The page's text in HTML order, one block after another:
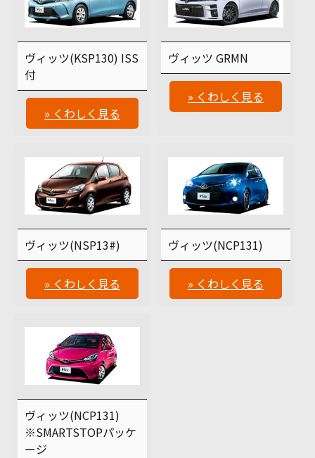
ヴィッツ(KSP130) ISS
付
» くわしく見る
ヴィッツ GRMN
» くわしく見る
ヴィッツ(NSP13#)
» くわしく見る
ヴィッツ(NCP131)
» くわしく見る
ヴィッツ(NCP131)
※SMARTSTOPパッケ
ージ